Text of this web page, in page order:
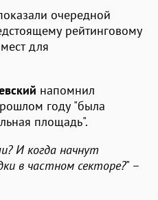
очередной
рейтинговому
для
напомнил
году "была
площадь".
И когда начнут
в частном секторе?" –